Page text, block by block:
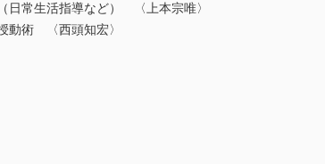
常生活指導など） 〈上本宗唯〉
術 〈西頭知宏〉